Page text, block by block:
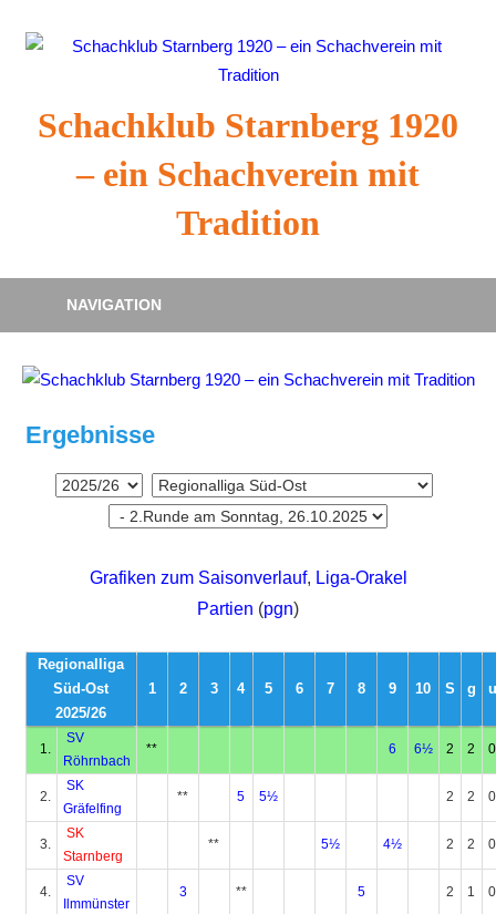
Inhalt
Schachklub Starnberg 1920
– ein Schachverein mit
Tradition
NAVIGATION
Ergebnisse
Grafiken zum Saisonverlauf, Liga-Orakel
Partien (pgn)
Regionalliga
Süd-Ost
2025/26
1 2 3 4 5 6 7 8 9 10 S g u
1.
SV
Röhrnbach
** 6 6½ 2 2 0
2.
SK
Gräfelfing
** 5 5½ 2 2 0
3.
SK
Starnberg
** 5½ 4½ 2 2 0
4.
SV
Ilmmünster
3 ** 5 2 1 0